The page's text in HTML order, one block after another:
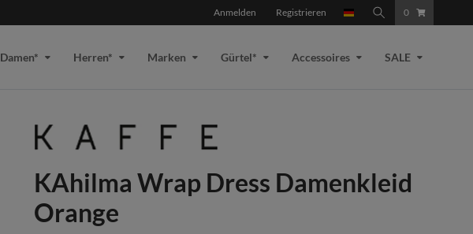
Anmelden Registrieren 0
Damen* Herren* Marken Gürtel* Accessoires SALE
KAhilma Wrap Dress Damenkleid
Orange